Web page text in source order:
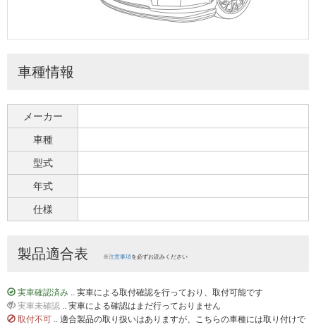
車種情報
メーカー
車種
型式
年式
仕様
製品適合表 ※注意事項を必ずお読みください
実車確認済み .. 実車による取付確認を行っており、取付可能です
実車未確認 .. 実車による確認はまだ行っておりません
取付不可 .. 適合製品の取り扱いはありますが、こちらの車種には取り付けで